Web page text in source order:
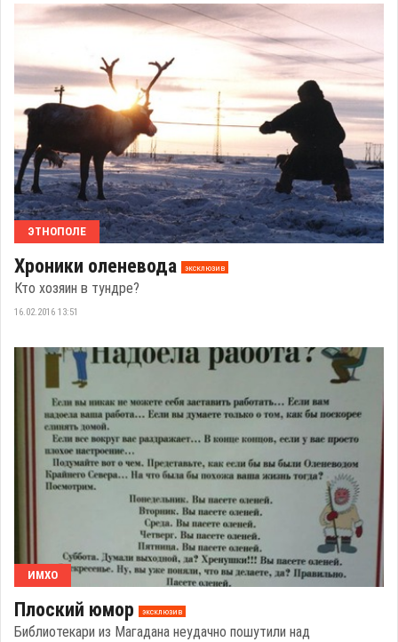
ЭТНОПОЛЕ
Хроники оленевода эксклюзив
Кто хозяин в тундре?
16.02.2016 13:51
ИМХО
Плоский юмор эксклюзив
Библиотекари из Магадана неудачно пошутили над